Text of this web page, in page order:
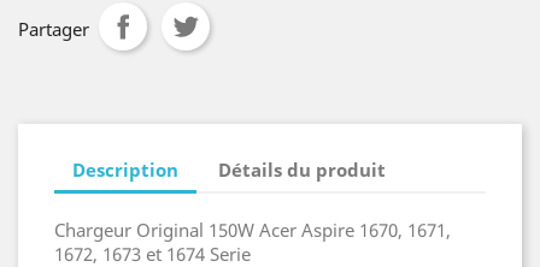
Partager
Description Détails du produit
Chargeur Original 150W Acer Aspire 1670, 1671,
1672, 1673 et 1674 Serie